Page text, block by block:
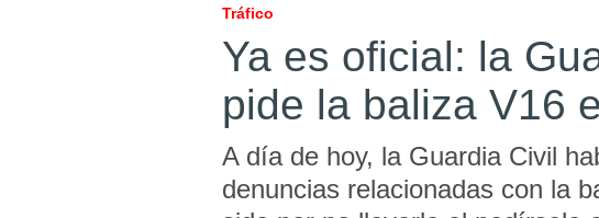
Tráfico
Ya es oficial: la
pide la baliza V16
A día de hoy, la Guardia Civil
denuncias relacionadas con la